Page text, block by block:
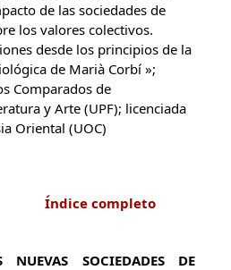
de las sociedades de
los valores colectivos.
desde los principios de la
de Marià Corbí »;
Comparados de
y Arte (UPF); licenciada
Oriental (UOC)
Índice completo
SOCIEDADES DE